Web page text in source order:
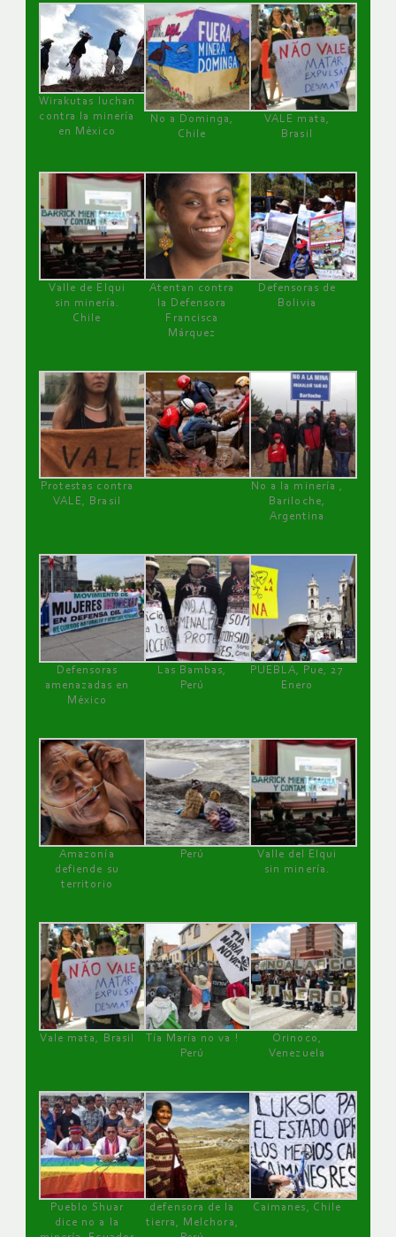
Wirakutas luchan
contra la minería
en México
No a Dominga,
Chile
VALE mata,
Brasil
Valle de Elqui
sin minería.
Chile
Atentan contra
la Defensora
Francisca
Márquez
Defensoras de
Bolivia
Protestas contra
VALE, Brasil
No a la minería ,
Bariloche,
Argentina
Defensoras
amenazadas en
México
Las Bambas,
Perú
PUEBLA, Pue, 27
Enero
Amazonía
defiende su
territorio
Perú
Valle del Elqui
sin minería.
Vale mata, Brasil
Tía María no va !
Perú
Orinoco,
Venezuela
Pueblo Shuar
dice no a la
defensora de la
tierra, Melchora,
Caimanes, Chile